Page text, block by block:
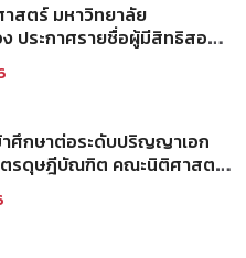
สตร์ มหาวิทยาลัย
ประกาศรายชื่อผู้มีสิทธิสอบ
งานมหาวิทยาลัย (คณะ
าการประเภทนักวิจัย ครั้งที่
ศึกษาต่อระดับปริญญาเอก
รดุษฎีบัณฑิต คณะนิติศาสตร์
ศาสตร์ ประจำภาคการศึกษา